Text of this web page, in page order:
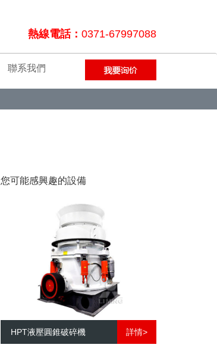
熱線電話： 0371-67997088
聯系我們
您可能感興趣的設備
HPT液壓圓錐破碎機 詳情>